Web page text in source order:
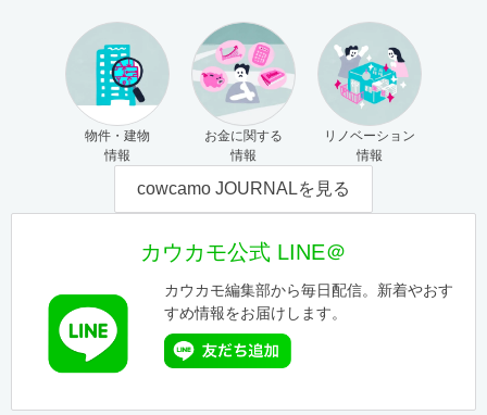
物件・建物
情報
お金に関する
情報
リノベーション
情報
cowcamo JOURNALを見る
カウカモ公式 LINE＠
カウカモ編集部から毎日配信。新着やおす
すめ情報をお届けします。